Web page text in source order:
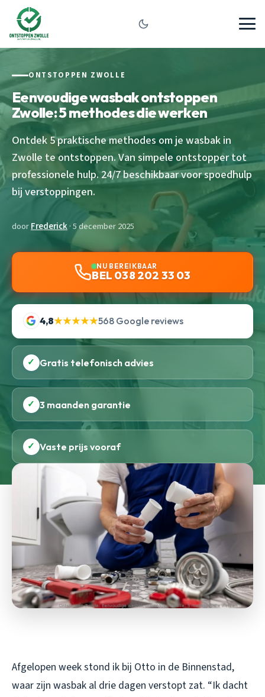
ONTSTOPPEN ZWOLLE
Eenvoudige wasbak ontstoppen
Zwolle: 5 methodes die werken
Ontdek 5 praktische methodes om je wasbak in
Zwolle te ontstoppen. Van simpele ontstopper tot
professionele hulp. 24/7 beschikbaar voor spoedhulp
bij verstoppingen.
doorFrederick· 5 december 2025
NU BEREIKBAAR
BEL 038 202 33 03
4,8★★★★★568 Google reviews
✓ Gratis telefonisch advies
✓ 3 maanden garantie
✓ Vaste prijs vooraf
Afgelopen week stond ik bij Otto in de Binnenstad,
waar zijn wasbak al drie dagen verstopt zat. “Ik dacht